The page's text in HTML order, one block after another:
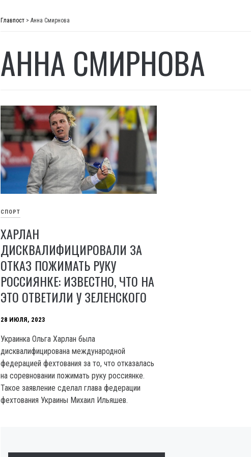
Главпост > Анна Смирнова
АННА СМИРНОВА
СПОРТ
ХАРЛАН
ДИСКВАЛИФИЦИРОВАЛИ ЗА
ОТКАЗ ПОЖИМАТЬ РУКУ
РОССИЯНКЕ: ИЗВЕСТНО, ЧТО НА
ЭТО ОТВЕТИЛИ У ЗЕЛЕНСКОГО
28 ИЮЛЯ, 2023
Украинка Ольга Харлан была
дисквалифицирована международной
федерацией фехтования за то, что отказалась
на соревновании пожимать руку россиянке.
Такое заявление сделал глава федерации
фехтования Украины Михаил Ильяшев.